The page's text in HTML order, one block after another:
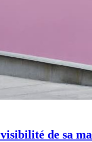
de sa